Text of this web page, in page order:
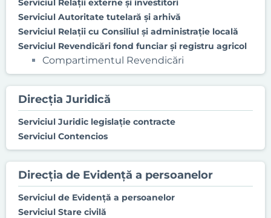
Serviciul Relaţii externe şi investitori
Serviciul Autoritate tutelară și arhivă
Serviciul Relaţii cu Consiliul şi administraţie locală
Serviciul Revendicări fond funciar şi registru agricol
Compartimentul Revendicări
Direcția Juridică
Serviciul Juridic legislație contracte
Serviciul Contencios
Direcţia de Evidenţă a persoanelor
Serviciul de Evidență a persoanelor
Serviciul Stare civilă